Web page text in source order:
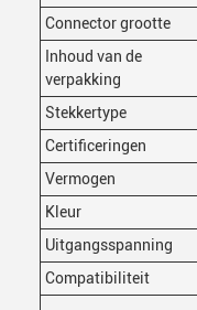
Connector grootte
Inhoud van de
verpakking
Stekkertype
Certificeringen
Vermogen
Kleur
Uitgangsspanning
Compatibiliteit